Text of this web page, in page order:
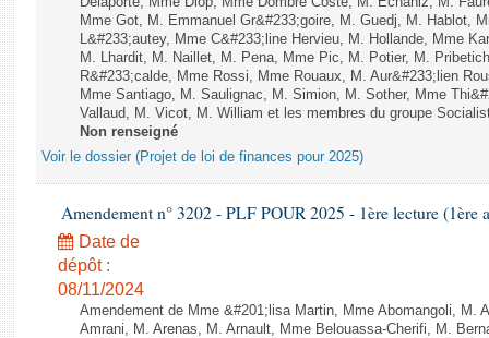
Mme Got, M. Emmanuel Gr&#233;goire, M. Guedj, M. Hablot,
L&#233;autey, Mme C&#233;line Hervieu, M. Hollande, Mme
M. Lhardit, M. Naillet, M. Pena, Mme Pic, M. Potier, M.
R&#233;calde, Mme Rossi, Mme Rouaux, M. Aur&#233;lien
Mme Santiago, M. Saulignac, M. Simion, M. Sother, Mme
Vallaud, M. Vicot, M. William et les membres du groupe
Non renseigné
Voir le dossier (Projet de loi de finances pour 2025)
Amendement n° 3202 - PLF POUR 2025 - 1ère lecture (1ère
Date de
dépôt :
08/11/2024
Amendement de Mme &#201;lisa Martin, Mme Abomangoli, M.
Amrani, M. Arenas, M. Arnault, Mme Belouassa-Cherifi, M.